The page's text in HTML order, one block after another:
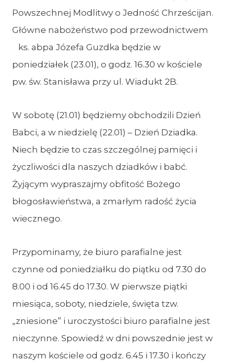
Powszechnej Modlitwy o Jedność Chrześcijan.
Główne nabożeństwo pod przewodnictwem
ks. abpa Józefa Guzdka będzie w
poniedziałek (23.01), o godz. 16.30 w kościele
pw. św. Stanisława przy ul. Wiadukt 2B.
W sobotę (21.01) będziemy obchodzili Dzień
Babci, a w niedzielę (22.01) – Dzień Dziadka.
Niech będzie to czas szczególnej pamięci i
życzliwości dla naszych dziadków i babć.
Żyjącym wypraszajmy obfitość Bożego
błogosławieństwa, a zmarłym radość życia
wiecznego.
Przypominamy, że biuro parafialne jest
czynne od poniedziałku do piątku od 7.30 do
8.00 i od 16.45 do 17.30. W pierwsze piątki
miesiąca, soboty, niedziele, święta tzw.
„zniesione” i uroczystości biuro parafialne jest
nieczynne. Spowiedź w dni powszednie jest w
naszym kościele od godz. 6.45 i 17.30 i kończy